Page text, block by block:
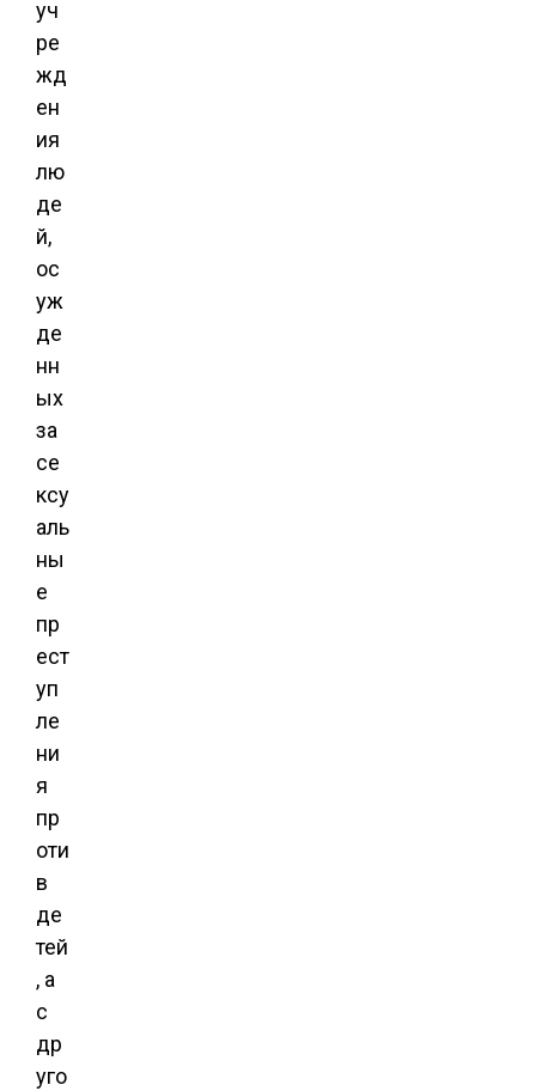
уч
ре
жд
ен
ия
лю
де
й,
ос
уж
де
нн
ых
за
се
ксу
аль
ны
е
пр
ест
уп
ле
ни
я
пр
оти
в
де
тей
, а
с
др
уго